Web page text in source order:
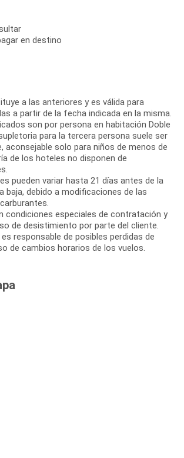
en destino
a las anteriores y es válida para
a partir de la fecha indicada en la misma.
son por persona en habitación Doble
para la tercera persona suele ser
aconsejable solo para niños de menos de
de los hoteles no disponen de
pueden variar hasta 21 días antes de la
baja, debido a modificaciones de las
condiciones especiales de contratación y
de desistimiento por parte del cliente.
responsable de posibles perdidas de
de cambios horarios de los vuelos.